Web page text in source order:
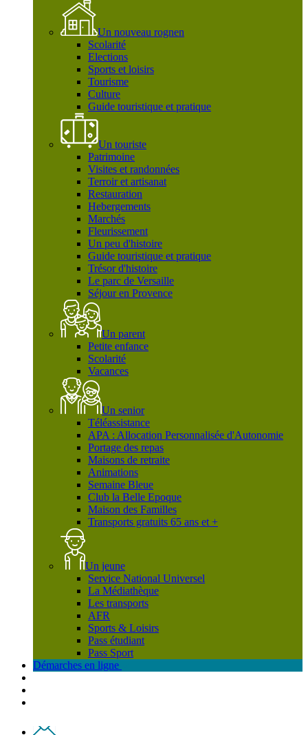
Un nouveau rognen
Scolarité
Elections
Sports et loisirs
Tourisme
Culture
Guide touristique et pratique
Un touriste
Patrimoine
Visites et randonnées
Terroir et artisanat
Restauration
Hebergements
Marchés
Fleurissement
Un peu d'histoire
Guide touristique et pratique
Trésor d'histoire
Le parc de Versaille
Séjour en Provence
Un parent
Petite enfance
Scolarité
Vacances
Un senior
Téléassistance
APA : Allocation Personnalisée d'Autonomie
Portage des repas
Maisons de retraite
Animations
Semaine Bleue
Club la Belle Epoque
Maison des Familles
Transports gratuits 65 ans et +
Un jeune
Service National Universel
La Médiathèque
Les transports
AFR
Sports & Loisirs
Pass étudiant
Pass Sport
Démarches en ligne
Contact